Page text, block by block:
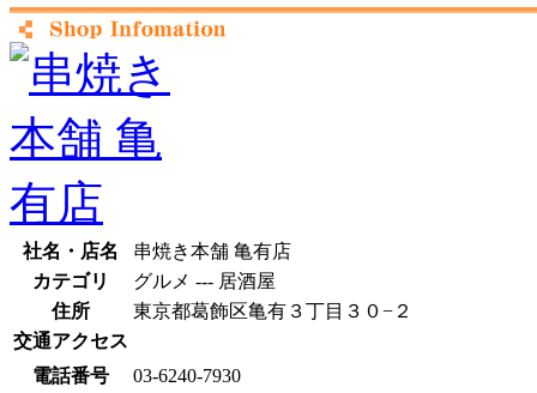
社名・店名
串焼き本舗 亀有店
カテゴリ
グルメ --- 居酒屋
住所
東京都葛飾区亀有３丁目３０−２
交通アクセス
電話番号
03-6240-7930